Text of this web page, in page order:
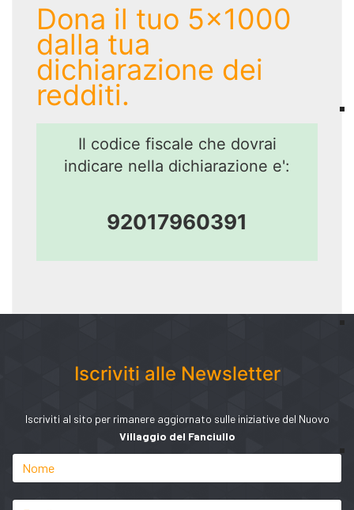
Dona il tuo 5x1000
dalla tua
dichiarazione dei
redditi.
Il codice fiscale che dovrai
indicare nella dichiarazione e':
92017960391
Iscriviti alle Newsletter
Iscriviti al sito per rimanere aggiornato sulle iniziative del Nuovo
Villaggio del Fanciullo